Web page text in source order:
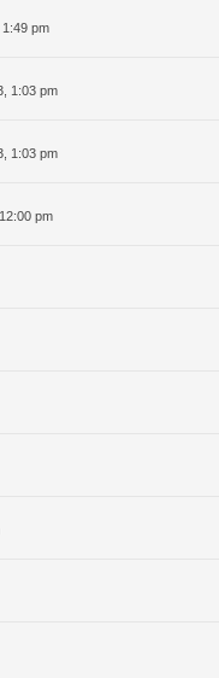
pm
1:03 pm
1:03 pm
pm